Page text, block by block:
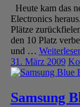
Heute kam das
Electronics
Plätze
den 10 Platz
und …
31. März 2009
Samsung